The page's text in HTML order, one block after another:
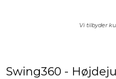
​Vi tilbyder
Swing360 -